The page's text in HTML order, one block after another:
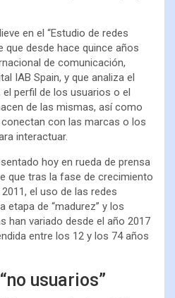
en el “Estudio de redes
que desde hace quince años
de comunicación,
IAB Spain, y que analiza el
perfil de los usuarios o el
de las mismas, así como
con las marcas o los
interactuar.
hoy en rueda de prensa
que tras la fase de crecimiento
el uso de las redes
etapa de “madurez” y los
han variado desde el año 2017
entre los 12 y los 74 años
usuarios”